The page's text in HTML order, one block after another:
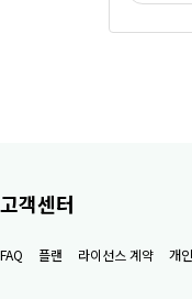
고객센터
FAQ 플랜 라이선스 계약 개